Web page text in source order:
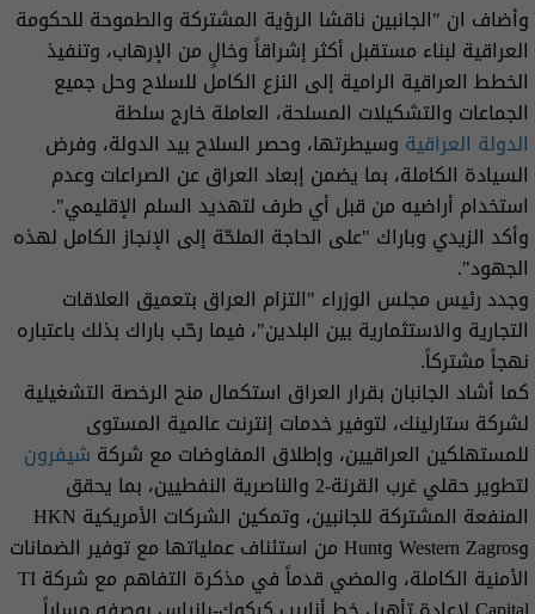
وأضاف ان "الجانبين ناقشا الرؤية المشتركة والطموحة للحكومة
العراقية لبناء مستقبل أكثر إشراقاً وخالٍ من الإرهاب، وتنفيذ
الخطط العراقية الرامية إلى النزع الكامل للسلاح وحل جميع
الجماعات والتشكيلات المسلحة، العاملة خارج سلطة
الدولة العراقية وسيطرتها، وحصر السلاح بيد الدولة، وفرض
السيادة الكاملة، بما يضمن إبعاد العراق عن الصراعات وعدم
استخدام أراضيه من قبل أي طرف لتهديد السلم الإقليمي".
وأكد الزيدي وباراك "على الحاجة الملحّة إلى الإنجاز الكامل لهذه
الجهود".
وجدد رئيس مجلس الوزراء "التزام العراق بتعميق العلاقات
التجارية والاستثمارية بين البلدين"، فيما رحّب باراك بذلك باعتباره
نهجاً مشتركاً.
كما أشاد الجانبان بقرار العراق استكمال منح الرخصة التشغيلية
لشركة ستارلينك، لتوفير خدمات إنترنت عالمية المستوى
للمستهلكين العراقيين، وإطلاق المفاوضات مع شركة شيفرون
لتطوير حقلي غرب القرنة-2 والناصرية النفطيين، بما يحقق
المنفعة المشتركة للجانبين، وتمكين الشركات الأمريكية HKN
وWestern Zagros وHunt من استئناف عملياتها مع توفير الضمانات
الأمنية الكاملة، والمضي قدماً في مذكرة التفاهم مع شركة TI